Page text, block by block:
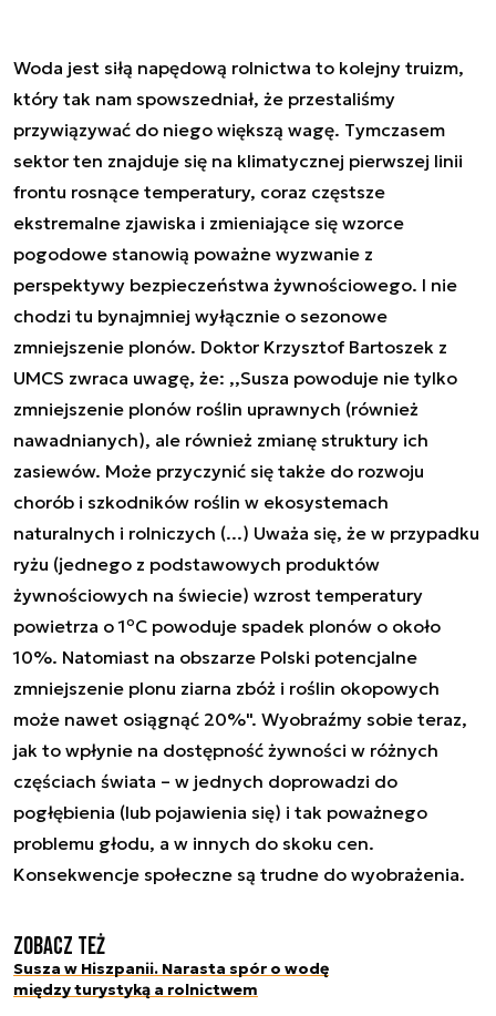
Woda jest siłą napędową rolnictwa to kolejny truizm,
który tak nam spowszedniał, że przestaliśmy
przywiązywać do niego większą wagę. Tymczasem
sektor ten znajduje się na klimatycznej pierwszej linii
frontu rosnące temperatury, coraz częstsze
ekstremalne zjawiska i zmieniające się wzorce
pogodowe stanowią poważne wyzwanie z
perspektywy bezpieczeństwa żywnościowego. I nie
chodzi tu bynajmniej wyłącznie o sezonowe
zmniejszenie plonów. Doktor Krzysztof Bartoszek z
UMCS zwraca uwagę, że: ,,Susza powoduje nie tylko
zmniejszenie plonów roślin uprawnych (również
nawadnianych), ale również zmianę struktury ich
zasiewów. Może przyczynić się także do rozwoju
chorób i szkodników roślin w ekosystemach
naturalnych i rolniczych (...) Uważa się, że w przypadku
ryżu (jednego z podstawowych produktów
żywnościowych na świecie) wzrost temperatury
powietrza o 1ºC powoduje spadek plonów o około
10%. Natomiast na obszarze Polski potencjalne
zmniejszenie plonu ziarna zbóż i roślin okopowych
może nawet osiągnąć 20%". Wyobraźmy sobie teraz,
jak to wpłynie na dostępność żywności w różnych
częściach świata – w jednych doprowadzi do
pogłębienia (lub pojawienia się) i tak poważnego
problemu głodu, a w innych do skoku cen.
Konsekwencje społeczne są trudne do wyobrażenia.
Zobacz też
Susza w Hiszpanii. Narasta spór o wodę
między turystyką a rolnictwem